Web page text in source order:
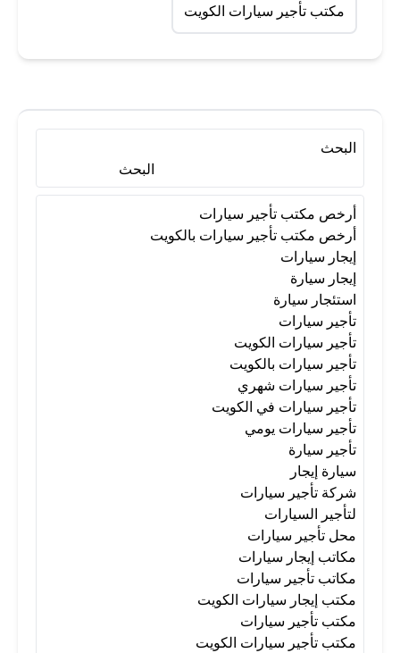
مكتب تأجير سيارات الكويت
البحث
البحث
أرخص مكتب تأجير سيارات
أرخص مكتب تأجير سيارات بالكويت
إيجار سيارات
إيجار سيارة
استئجار سيارة
تأجير سيارات
تأجير سيارات الكويت
تأجير سيارات بالكويت
تأجير سيارات شهري
تأجير سيارات في الكويت
تأجير سيارات يومي
تأجير سيارة
سيارة إيجار
شركة تأجير سيارات
لتأجير السيارات
محل تأجير سيارات
مكاتب إيجار سيارات
مكاتب تأجير سيارات
مكتب إيجار سيارات الكويت
مكتب تأجير سيارات
مكتب تأجير سيارات الكويت